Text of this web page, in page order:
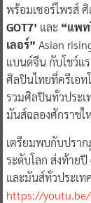
พร้อมเซอร์ไพรส์
GOT7’ และ “แพท
เลอร์” Asian
แบนด์จีน กับโชว์แ
ศิลปินไทยที่ครีเอท
รวมศิลปินทั่วประเ
มันส์ฉลองศักราช
เตรียมพบกับปรา
ระดับโลก ส่งท้ายปี
และมันส์ทั่วประเท
https://youtu.be/